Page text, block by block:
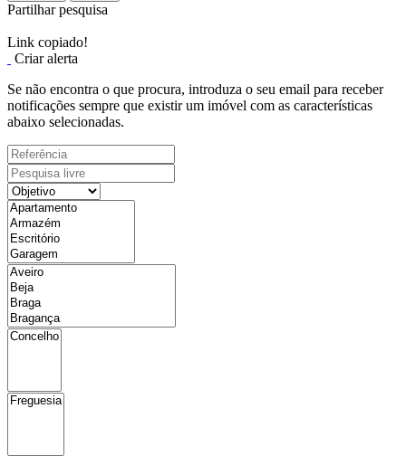
Partilhar pesquisa
Link copiado!
Criar alerta
Se não encontra o que procura, introduza o seu email para receber
notificações sempre que existir um imóvel com as características
abaixo selecionadas.